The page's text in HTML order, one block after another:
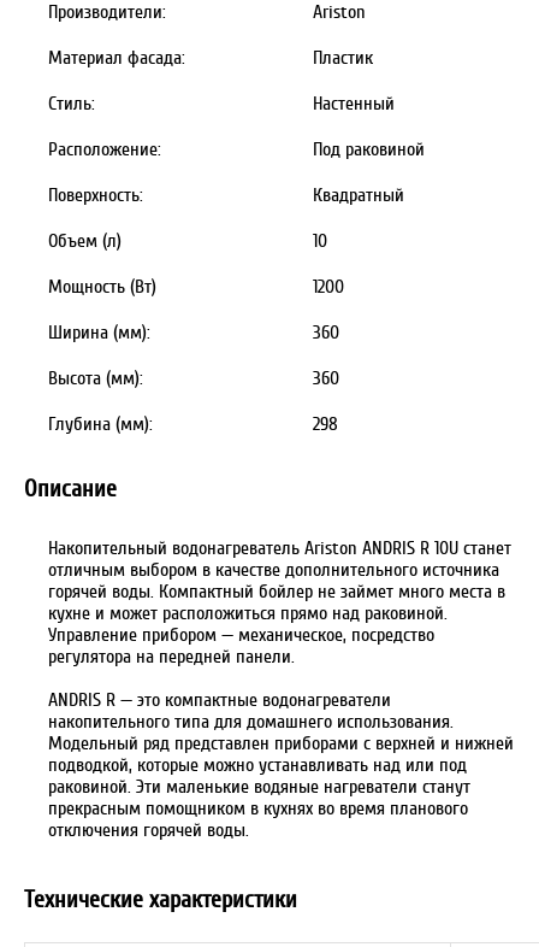
Производители: Ariston
Материал фасада: Пластик
Стиль: Настенный
Расположение: Под раковиной
Поверхность: Квадратный
Объем (л) 10
Мощность (Вт) 1200
Ширина (мм): 360
Высота (мм): 360
Глубина (мм): 298
Описание
Накопительный водонагреватель Ariston ANDRIS R 10U станет
отличным выбором в качестве дополнительного источника
горячей воды. Компактный бойлер не займет много места в
кухне и может расположиться прямо над раковиной.
Управление прибором — механическое, посредство
регулятора на передней панели.
ANDRIS R — это компактные водонагреватели
накопительного типа для домашнего использования.
Модельный ряд представлен приборами с верхней и нижней
подводкой, которые можно устанавливать над или под
раковиной. Эти маленькие водяные нагреватели станут
прекрасным помощником в кухнях во время планового
отключения горячей воды.
Технические характеристики